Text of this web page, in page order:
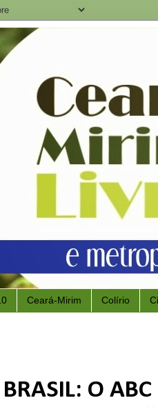
Ceará-Mirim Colírio
O